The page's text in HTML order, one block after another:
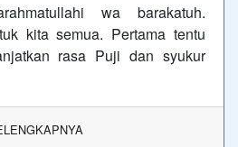
wa barakatuh.
kita semua. Pertama tentu
rasa Puji dan syukur